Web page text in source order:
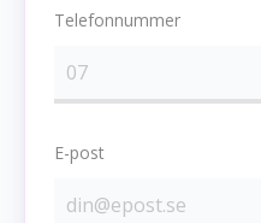
Telefonnummer
E-post